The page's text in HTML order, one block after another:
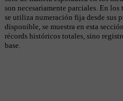
son necesariamente parciales. En
se utiliza numeración fija desde sus
disponible, se muestra en esta
récords históricos totales, sino
base.